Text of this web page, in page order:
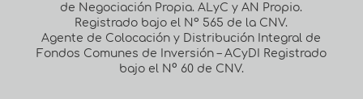
de Negociación Propia. ALyC y AN Propio.
Registrado bajo el Nº 565 de la CNV.
Agente de Colocación y Distribución Integral de
Fondos Comunes de Inversión – ACyDI Registrado
bajo el N° 60 de CNV.